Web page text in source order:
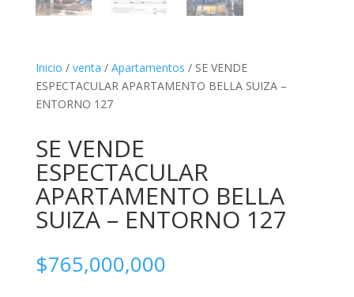
Inicio / venta / Apartamentos / SE VENDE
ESPECTACULAR APARTAMENTO BELLA SUIZA –
ENTORNO 127
SE VENDE
ESPECTACULAR
APARTAMENTO BELLA
SUIZA – ENTORNO 127
$765,000,000